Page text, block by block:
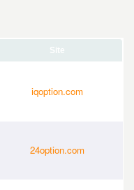
Site
iqoption.com
24option.com